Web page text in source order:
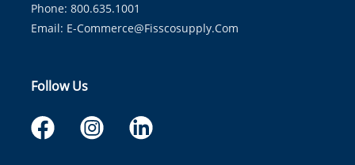
Phone: 800.635.1001
Email: E-Commerce@fisscosupply.com
Follow Us